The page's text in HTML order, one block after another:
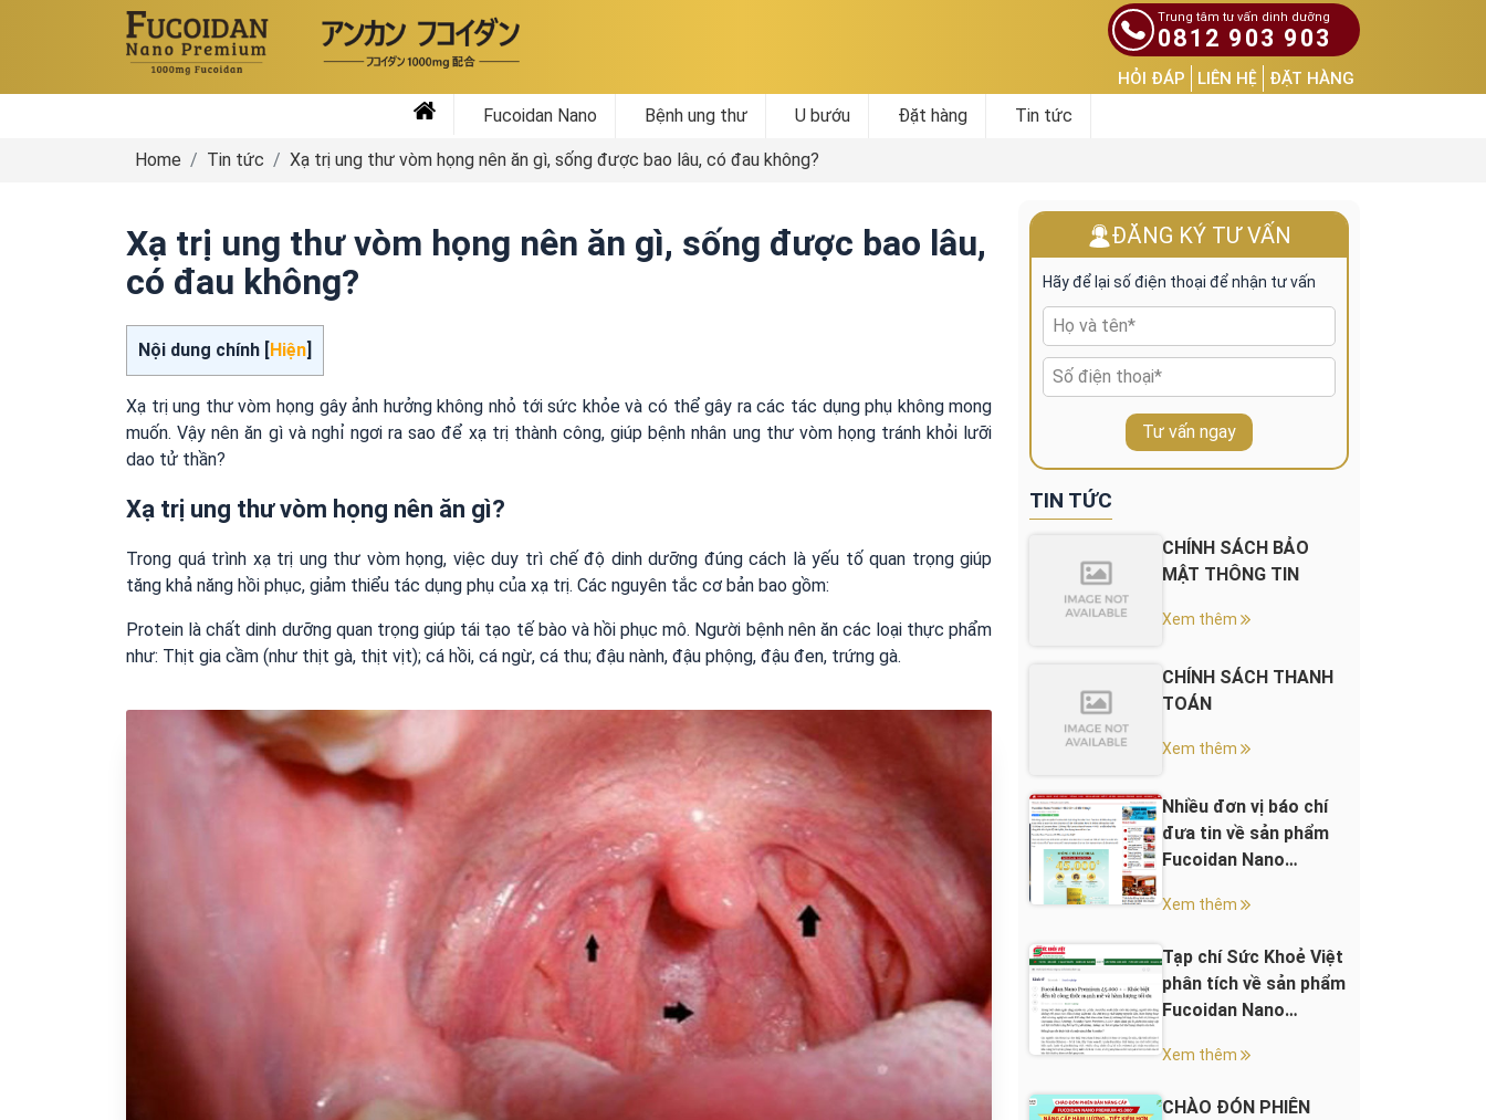
Trung tâm tư vấn dinh dưỡng
0812 903 903
HỎI ĐÁP LIÊN HỆ ĐẶT HÀNG
Fucoidan Nano Bệnh ung thư U bướu Đặt hàng Tin tức
Home Tin tức Xạ trị ung thư vòm họng nên ăn gì, sống được bao lâu, có đau không?
Xạ trị ung thư vòm họng nên ăn gì, sống được bao lâu,
có đau không?
Nội dung chính [Hiện]
Xạ trị ung thư vòm họng gây ảnh hưởng không nhỏ tới sức khỏe và có thể gây ra các tác dụng phụ không mong
muốn. Vậy nên ăn gì và nghỉ ngơi ra sao để xạ trị thành công, giúp bệnh nhân ung thư vòm họng tránh khỏi lưỡi
dao tử thần?
Xạ trị ung thư vòm họng nên ăn gì?
Trong quá trình xạ trị ung thư vòm họng, việc duy trì chế độ dinh dưỡng đúng cách là yếu tố quan trọng giúp
tăng khả năng hồi phục, giảm thiểu tác dụng phụ của xạ trị. Các nguyên tắc cơ bản bao gồm:
Protein là chất dinh dưỡng quan trọng giúp tái tạo tế bào và hồi phục mô. Người bệnh nên ăn các loại thực phẩm
như: Thịt gia cầm (như thịt gà, thịt vịt); cá hồi, cá ngừ, cá thu; đậu nành, đậu phộng, đậu đen, trứng gà.
ĐĂNG KÝ TƯ VẤN
Hãy để lại số điện thoại để nhận tư vấn
Tư vấn ngay
TIN TỨC
CHÍNH SÁCH BẢO
MẬT THÔNG TIN
Xem thêm
CHÍNH SÁCH THANH
TOÁN
Xem thêm
Nhiều đơn vị báo chí
đưa tin về sản phẩm
Fucoidan Nano
Xem thêm
Tạp chí Sức Khoẻ Việt
phân tích về sản phẩm
Fucoidan Nano
Xem thêm
CHÀO ĐÓN PHIÊN